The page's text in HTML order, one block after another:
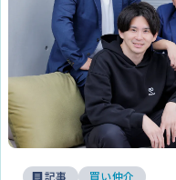
記事 買い仲介